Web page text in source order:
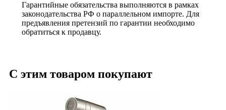
Гарантийные обязательства выполняются в рамках
законодательства РФ о параллельном импорте. Для
предъявления претензий по гарантии необходимо
обратиться к продавцу.
С этим товаром покупают